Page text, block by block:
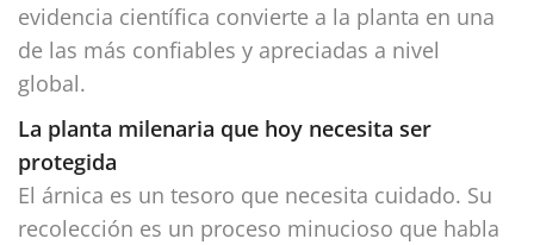
evidencia científica convierte a la planta en una
de las más confiables y apreciadas a nivel
global.
La planta milenaria que hoy necesita ser
protegida
El árnica es un tesoro que necesita cuidado. Su
recolección es un proceso minucioso que habla